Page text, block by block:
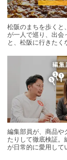
松阪のまちを歩くと
が一人で巡り、出会
と、松阪に行きたく
編集部員が、商品や
たりして徹底検証。
が日常的に愛用して